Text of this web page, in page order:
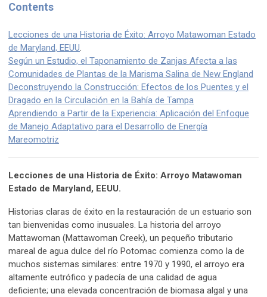
Contents
Lecciones de una Historia de Éxito: Arroyo Matawoman Estado
de Maryland, EEUU.
Según un Estudio, el Taponamiento de Zanjas Afecta a las
Comunidades de Plantas de la Marisma Salina de New England
Deconstruyendo la Construcción: Efectos de los Puentes y el
Dragado en la Circulación en la Bahía de Tampa
Aprendiendo a Partir de la Experiencia: Aplicación del Enfoque
de Manejo Adaptativo para el Desarrollo de Energía
Mareomotriz
Lecciones de una Historia de Éxito: Arroyo Matawoman
Estado de Maryland, EEUU.
Historias claras de éxito en la restauración de un estuario son
tan bienvenidas como inusuales. La historia del arroyo
Mattawoman (Mattawoman Creek), un pequeño tributario
mareal de agua dulce del río Potomac comienza como la de
muchos sistemas similares: entre 1970 y 1990, el arroyo era
altamente eutrófico y padecía de una calidad de agua
deficiente; una elevada concentración de biomasa algal y una